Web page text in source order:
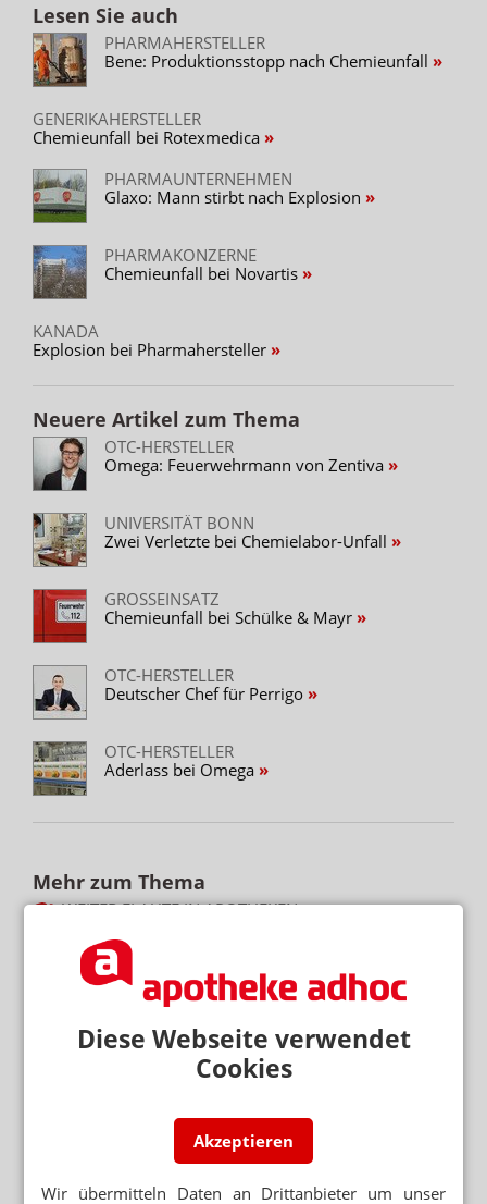
Diese Webseite verwendet
Cookies
Akzeptieren
Wir übermitteln Daten an Drittanbieter um unser
Lesen Sie auch
PHARMAHERSTELLER
Bene: Produktionsstopp nach Chemieunfall
GENERIKAHERSTELLER
Chemieunfall bei Rotexmedica
PHARMAUNTERNEHMEN
Glaxo: Mann stirbt nach Explosion
PHARMAKONZERNE
Chemieunfall bei Novartis
KANADA
Explosion bei Pharmahersteller
Neuere Artikel zum Thema
OTC-HERSTELLER
Omega: Feuerwehrmann von Zentiva
UNIVERSITÄT BONN
Zwei Verletzte bei Chemielabor-Unfall
GROSSEINSATZ
Chemieunfall bei Schülke & Mayr
OTC-HERSTELLER
Deutscher Chef für Perrigo
OTC-HERSTELLER
Aderlass bei Omega
Mehr zum Thema
WEITER FLAUTE IN APOTHEKEN
TABAKENTWÖHNUNG
FAQ: Nikotin auf Rezept
AUGENMEDIKAMENTE
Lohnhersteller baut Werk für Théa
Mehr aus Ressort
ZELL- UND GENTHERAPIEN